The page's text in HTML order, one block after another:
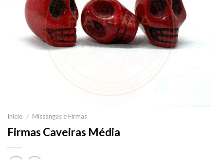
Início / Missangas e Firmas
Firmas Caveiras Média